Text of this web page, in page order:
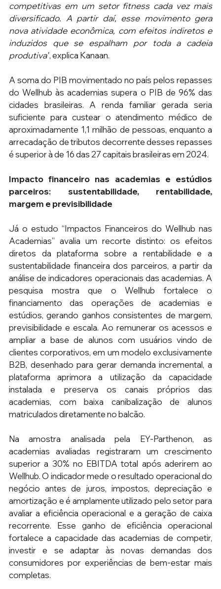
competitivas em um setor fitness cada vez mais
diversificado. A partir daí, esse movimento gera
nova atividade econômica, com efeitos indiretos e
induzidos que se espalham por toda a cadeia
produtiva”, explica Kanaan.
A soma do PIB movimentado no país pelos repasses
do Wellhub às academias supera o PIB de 96% das
cidades brasileiras. A renda familiar gerada seria
suficiente para custear o atendimento médico de
aproximadamente 1,1 milhão de pessoas, enquanto a
arrecadação de tributos decorrente desses repasses
é superior à de 16 das 27 capitais brasileiras em 2024.
Impacto financeiro nas academias e estúdios
parceiros: sustentabilidade, rentabilidade,
margem e previsibilidade
Já o estudo “Impactos Financeiros do Wellhub nas
Academias” avalia um recorte distinto: os efeitos
diretos da plataforma sobre a rentabilidade e a
sustentabilidade financeira dos parceiros, a partir da
análise de indicadores operacionais das academias. A
pesquisa mostra que o Wellhub fortalece o
financiamento das operações de academias e
estúdios, gerando ganhos consistentes de margem,
previsibilidade e escala. Ao remunerar os acessos e
ampliar a base de alunos com usuários vindo de
clientes corporativos, em um modelo exclusivamente
B2B, desenhado para gerar demanda incremental, a
plataforma aprimora a utilização da capacidade
instalada e preserva os canais próprios das
academias, com baixa canibalização de alunos
matriculados diretamente no balcão.
Na amostra analisada pela EY-Parthenon, as
academias avaliadas registraram um crescimento
superior a 30% no EBITDA total após aderirem ao
Wellhub. O indicador mede o resultado operacional do
negócio antes de juros, impostos, depreciação e
amortização e é amplamente utilizado pelo setor para
avaliar a eficiência operacional e a geração de caixa
recorrente. Esse ganho de eficiência operacional
fortalece a capacidade das academias de competir,
investir e se adaptar às novas demandas dos
consumidores por experiências de bem-estar mais
completas.